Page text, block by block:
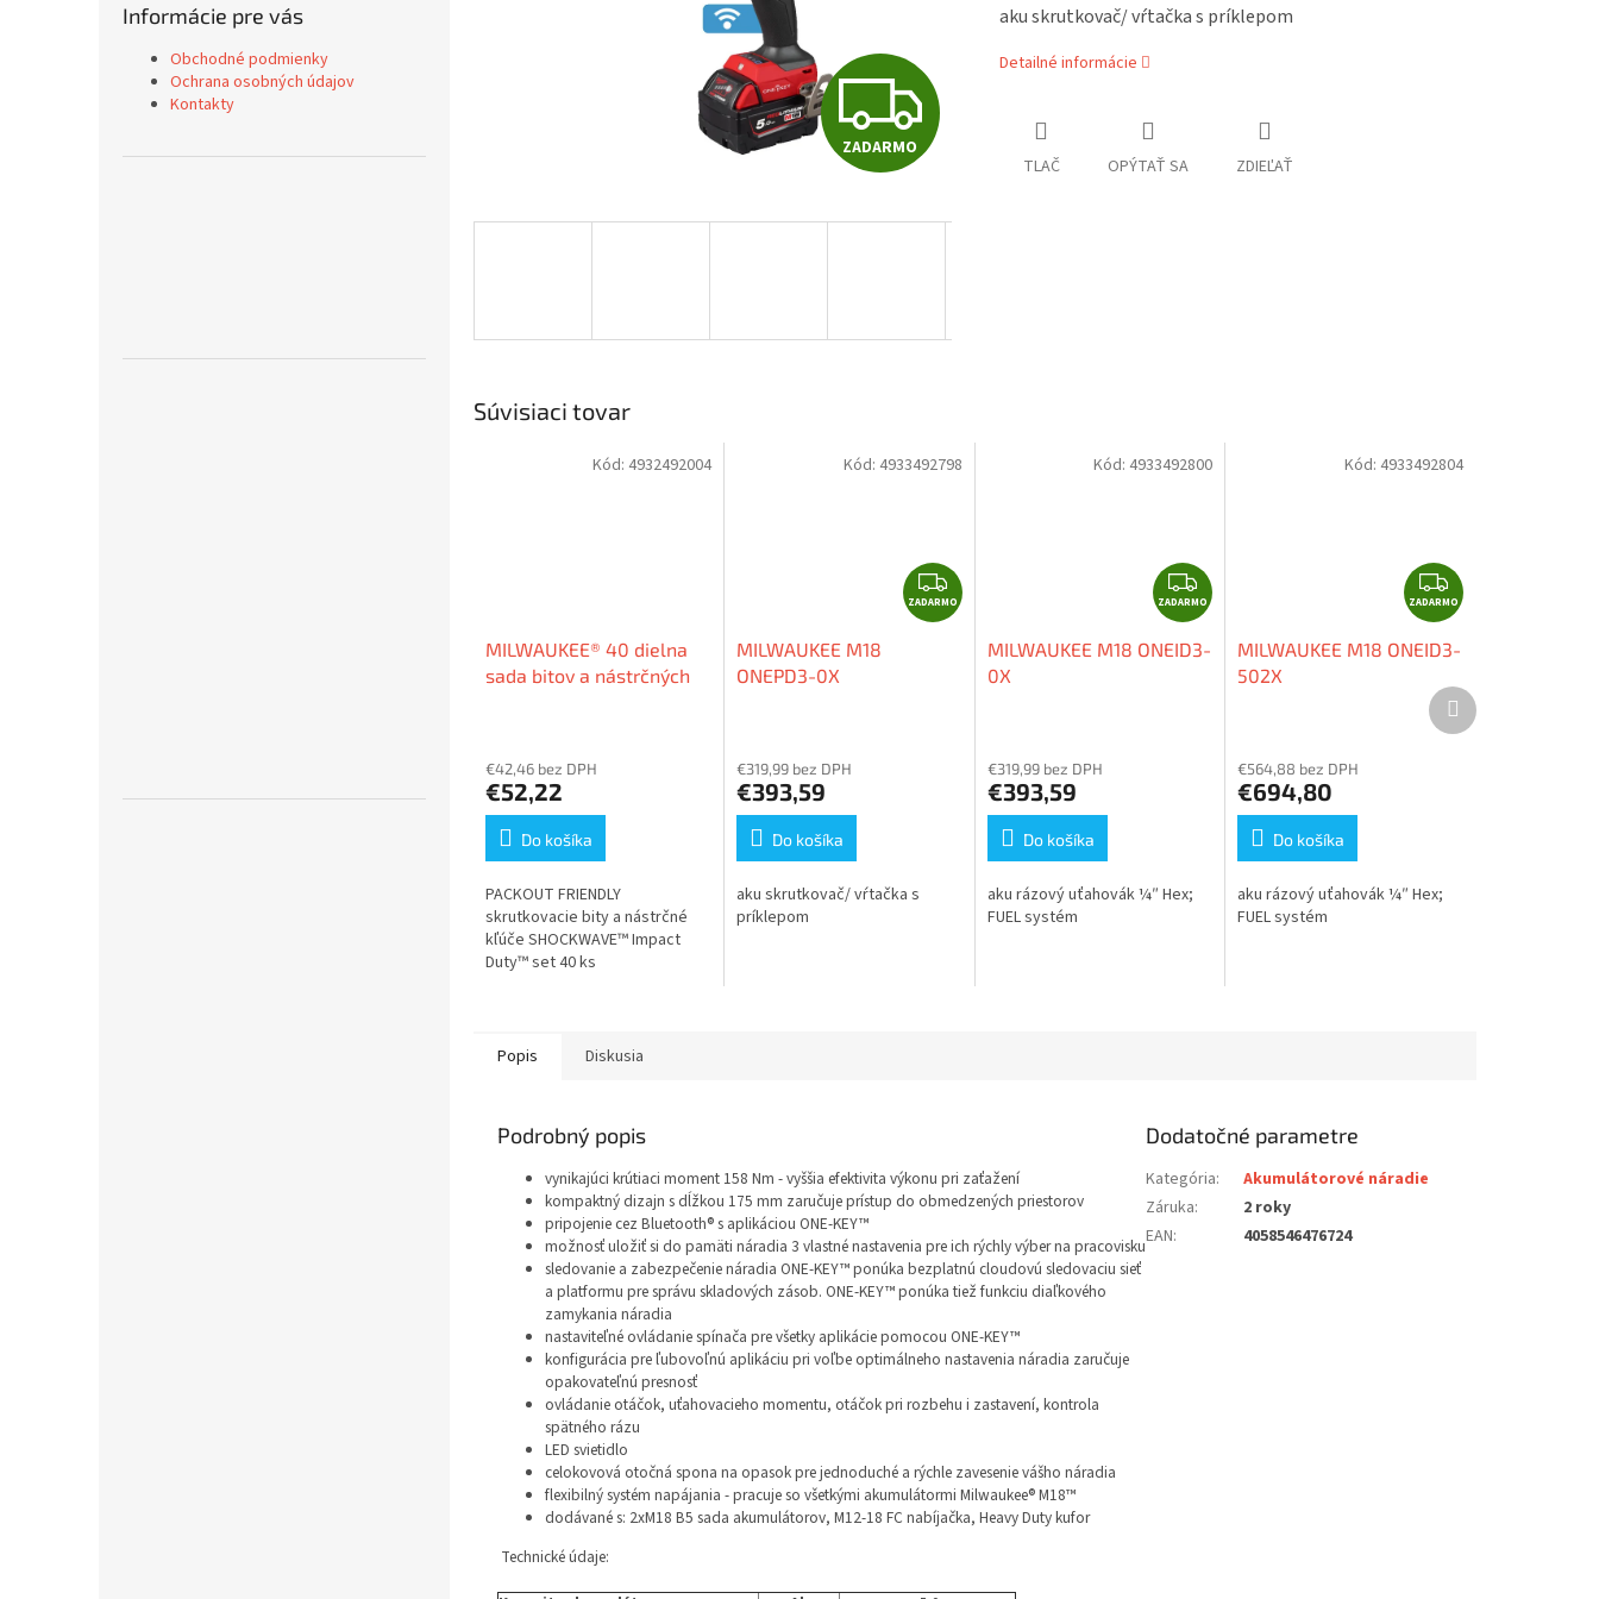
Informácie pre vás
Obchodné podmienky
Ochrana osobných údajov
Kontakty
Z
A
A
R
O
ZADARMO
aku skrutkovač/ vŕtačka s príklepom
Detailné informácie
TLAČ OPÝTAŤ SA ZDIEĽAŤ
Súvisiaci tovar
MILWAUKEE® 40 dielna
sada bitov a nástrčných
€42,46 bez DPH
€52,22
Do košíka
PACKOUT FRIENDLY
skrutkovacie bity a nástrčné
kľúče SHOCKWAVE™ Impact
Duty™ set 40 ks
Kód: 4932492004
Z
A
ZADARMO
MILWAUKEE M18
ONEPD3-0X
€319,99 bez DPH
€393,59
Do košíka
aku skrutkovač/ vŕtačka s
príklepom
Kód: 4933492798
Z
A
D
A
ZADARMO
MILWAUKEE M18 ONEID3-
0X
€319,99 bez DPH
€393,59
Do košíka
aku rázový uťahovák ¼″ Hex;
FUEL systém
Kód: 4933492800
Z
A
D
A
R
M
ZADARMO
MILWAUKEE M18 ONEID3-
502X
€564,88 bez DPH
€694,80
Do košíka
aku rázový uťahovák ¼″ Hex;
FUEL systém
Kód: 4933492804
Ďalší
produkt
Popis Diskusia
Podrobný popis
vynikajúci krútiaci moment 158 Nm - vyššia efektivita výkonu pri zaťažení
kompaktný dizajn s dĺžkou 175 mm zaručuje prístup do obmedzených priestorov
pripojenie cez Bluetooth® s aplikáciou ONE-KEY™
možnosť uložiť si do pamäti náradia 3 vlastné nastavenia pre ich rýchly výber na pracovisku
sledovanie a zabezpečenie náradia ONE-KEY™ ponúka bezplatnú cloudovú sledovaciu sieť
a platformu pre správu skladových zásob. ONE-KEY™ ponúka tiež funkciu diaľkového
zamykania náradia
nastaviteľné ovládanie spínača pre všetky aplikácie pomocou ONE-KEY™
konfigurácia pre ľubovoľnú aplikáciu pri voľbe optimálneho nastavenia náradia zaručuje
opakovateľnú presnosť
ovládanie otáčok, uťahovacieho momentu, otáčok pri rozbehu i zastavení, kontrola
spätného rázu
LED svietidlo
celokovová otočná spona na opasok pre jednoduché a rýchle zavesenie vášho náradia
flexibilný systém napájania - pracuje so všetkými akumulátormi Milwaukee® M18™
dodávané s: 2xM18 B5 sada akumulátorov, M12-18 FC nabíjačka, Heavy Duty kufor
Technické údaje:
Dodatočné parametre
Kategória:
Akumulátorové náradie
Záruka:
2 roky
EAN: 4058546476724